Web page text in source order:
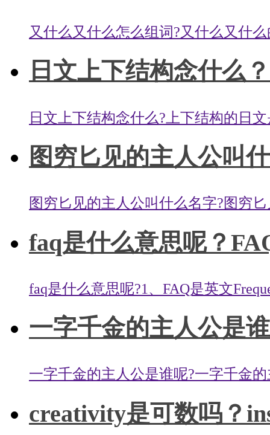
又什么又什么怎么组词?又什么又什
日文上下结构念什么
日文上下结构念什么?上下结构的日
图穷匕见的主人公叫
图穷匕见的主人公叫什么名字?图穷
faq是什么意思呢？
faq是什么意思呢?1、FAQ是英文
一字千金的主人公是
一字千金的主人公是谁呢?一字千金
creativity是可数吗？